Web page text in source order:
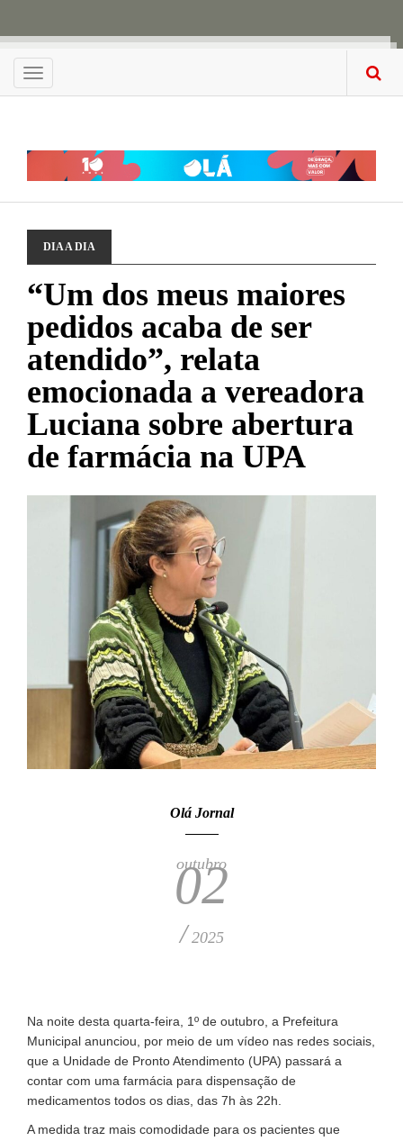
Menu
DIA A DIA
“Um dos meus maiores
pedidos acaba de ser
atendido”, relata
emocionada a vereadora
Luciana sobre abertura
de farmácia na UPA
Olá Jornal
outubro
02
/ 2025
Na noite desta quarta-feira, 1º de outubro, a Prefeitura
Municipal anunciou, por meio de um vídeo nas redes sociais,
que a Unidade de Pronto Atendimento (UPA) passará a
contar com uma farmácia para dispensação de
medicamentos todos os dias, das 7h às 22h.
A medida traz mais comodidade para os pacientes que